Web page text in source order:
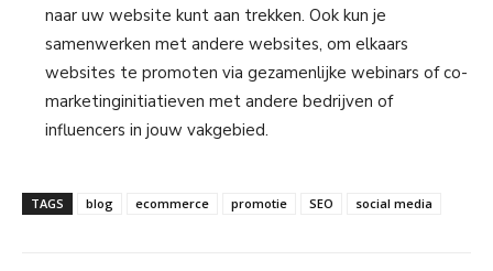
naar uw website kunt aan trekken. Ook kun je
samenwerken met andere websites, om elkaars
websites te promoten via gezamenlijke webinars of co-
marketinginitiatieven met andere bedrijven of
influencers in jouw vakgebied.
TAGS blog ecommerce promotie SEO social media